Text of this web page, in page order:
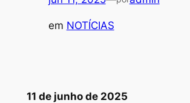
em NOTÍCIAS
11 de junho de 2025